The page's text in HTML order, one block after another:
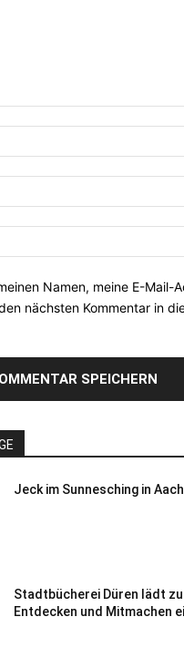
Namen, meine E-Mail-
nächsten Kommentar in
Jeck im Sunnesching in
Stadtbücherei Düren lädt
Entdecken und Mitmachen